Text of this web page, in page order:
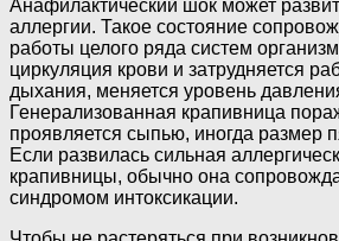
Анафилактический шок может
аллергии. Такое состояние
работы целого ряда систем
циркуляция крови и затрудняется
дыхания, меняется уровень
Генерализованная крапивница
проявляется сыпью, иногда размер
Если развилась сильная
крапивницы, обычно она
синдромом интоксикации.